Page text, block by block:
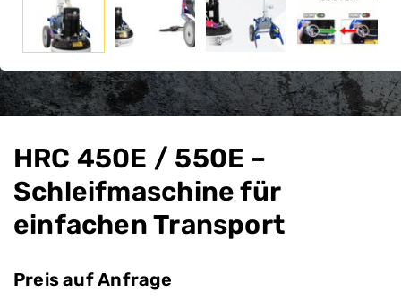
HRC 450E / 550E –
Schleifmaschine für
einfachen Transport
Preis auf Anfrage